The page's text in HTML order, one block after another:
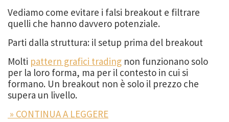
Vediamo come evitare i falsi breakout e filtrare
quelli che hanno davvero potenziale.
Parti dalla struttura: il setup prima del breakout
Molti pattern grafici trading non funzionano solo
per la loro forma, ma per il contesto in cui si
formano. Un breakout non è solo il prezzo che
supera un livello.
» CONTINUA A LEGGERE